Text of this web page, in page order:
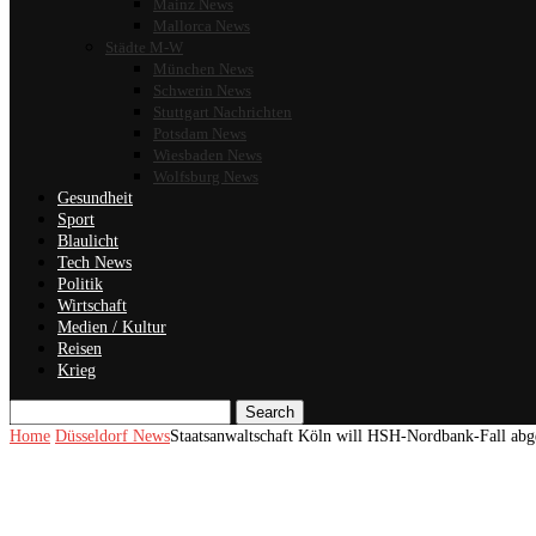
Mainz News
Mallorca News
Städte M-W
München News
Schwerin News
Stuttgart Nachrichten
Potsdam News
Wiesbaden News
Wolfsburg News
Gesundheit
Sport
Blaulicht
Tech News
Politik
Wirtschaft
Medien / Kultur
Reisen
Krieg
Search
Home Düsseldorf NewsStaatsanwaltschaft Köln will HSH-Nordbank-Fall